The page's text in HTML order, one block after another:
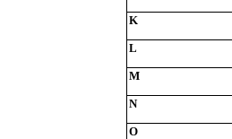
K
L
M
N
O